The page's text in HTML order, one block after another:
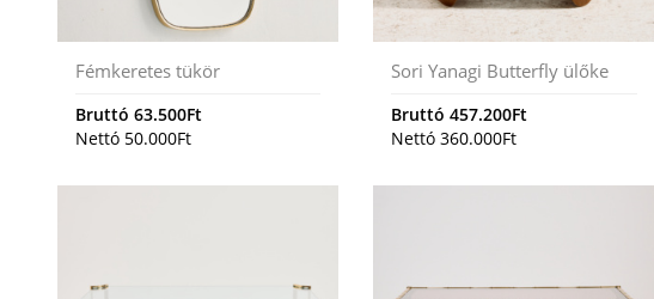
Fémkeretes tükör
Bruttó 63.500Ft
Nettó 50.000Ft
Sori Yanagi Butterfly ülőke
Bruttó457.200Ft
Nettó360.000Ft